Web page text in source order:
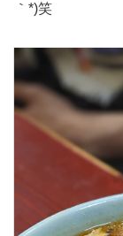
｀*)笑